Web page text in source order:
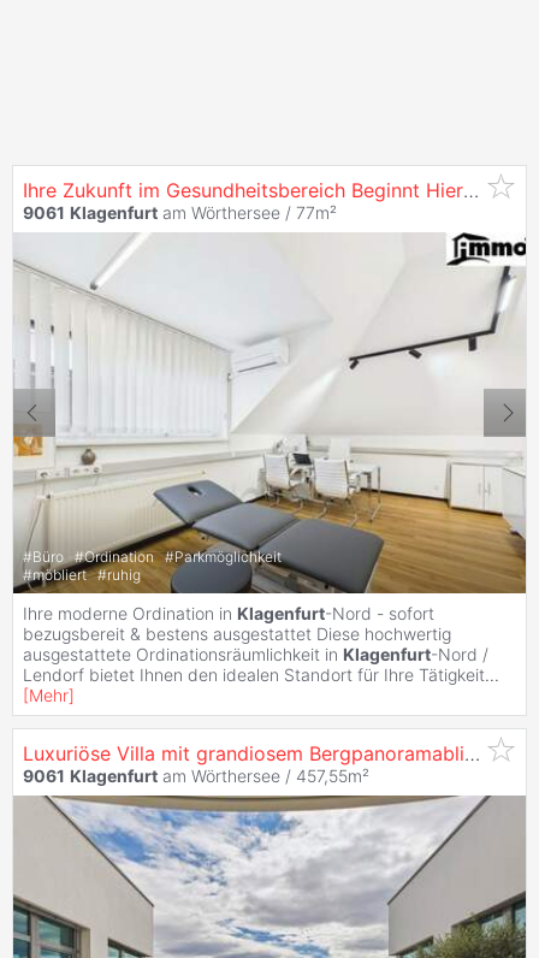
Ihre Zukunft im Gesundheitsbereich Beginnt Hier - Moderne Praxis mit Rundum-Komfort
9061 Klagenfurt am Wörthersee / 77m²
#Büro #Ordination #Parkmöglichkeit
#möbliert #ruhig
Ihre moderne Ordination in Klagenfurt-Nord - sofort
bezugsbereit & bestens ausgestattet Diese hochwertig
ausgestattete Ordinationsräumlichkeit in Klagenfurt-Nord /
Lendorf bietet Ihnen den idealen Standort für Ihre Tätigkeit...
[Mehr]
Luxuriöse Villa mit grandiosem Bergpanoramablick
9061 Klagenfurt am Wörthersee / 457,55m²